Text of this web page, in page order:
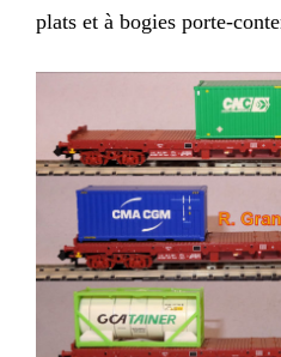
plats et à bogies porte-